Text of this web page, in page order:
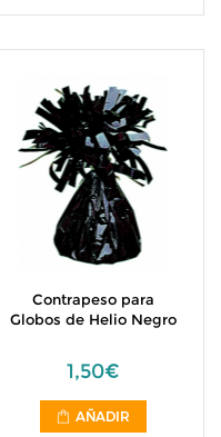
Contrapeso para
Globos de Helio Negro
1,50€
AÑADIR